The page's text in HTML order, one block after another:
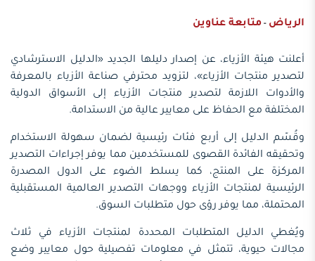
الرياض - متابعة عناوين
أعلنت هيئة الأزياء، عن إصدار دليلها الجديد «الدليل الاسترشادي
لتصدير منتجات الأزياء»، لتزويد محترفي صناعة الأزياء بالمعرفة
والأدوات اللازمة لتصدير منتجات الأزياء إلى الأسواق الدولية
المختلفة مع الحفاظ على معايير عالية من الاستدامة.
وقُسّم الدليل إلى أربع فئات رئيسية لضمان سهولة الاستخدام
وتحقيقه الفائدة القصوى للمستخدمين مما يوفر إجراءات التصدير
المركزة على المنتج، كما يسلط الضوء على الدول المصدرة
الرئيسية لمنتجات الأزياء ووجهات التصدير العالمية المستقبلية
المحتملة، مما يوفر رؤى حول متطلبات السوق.
ويُغطي الدليل المتطلبات المحددة لمنتجات الأزياء في ثلاث
مجالات حيوية، تتمثل في معلومات تفصيلية حول معايير وضع